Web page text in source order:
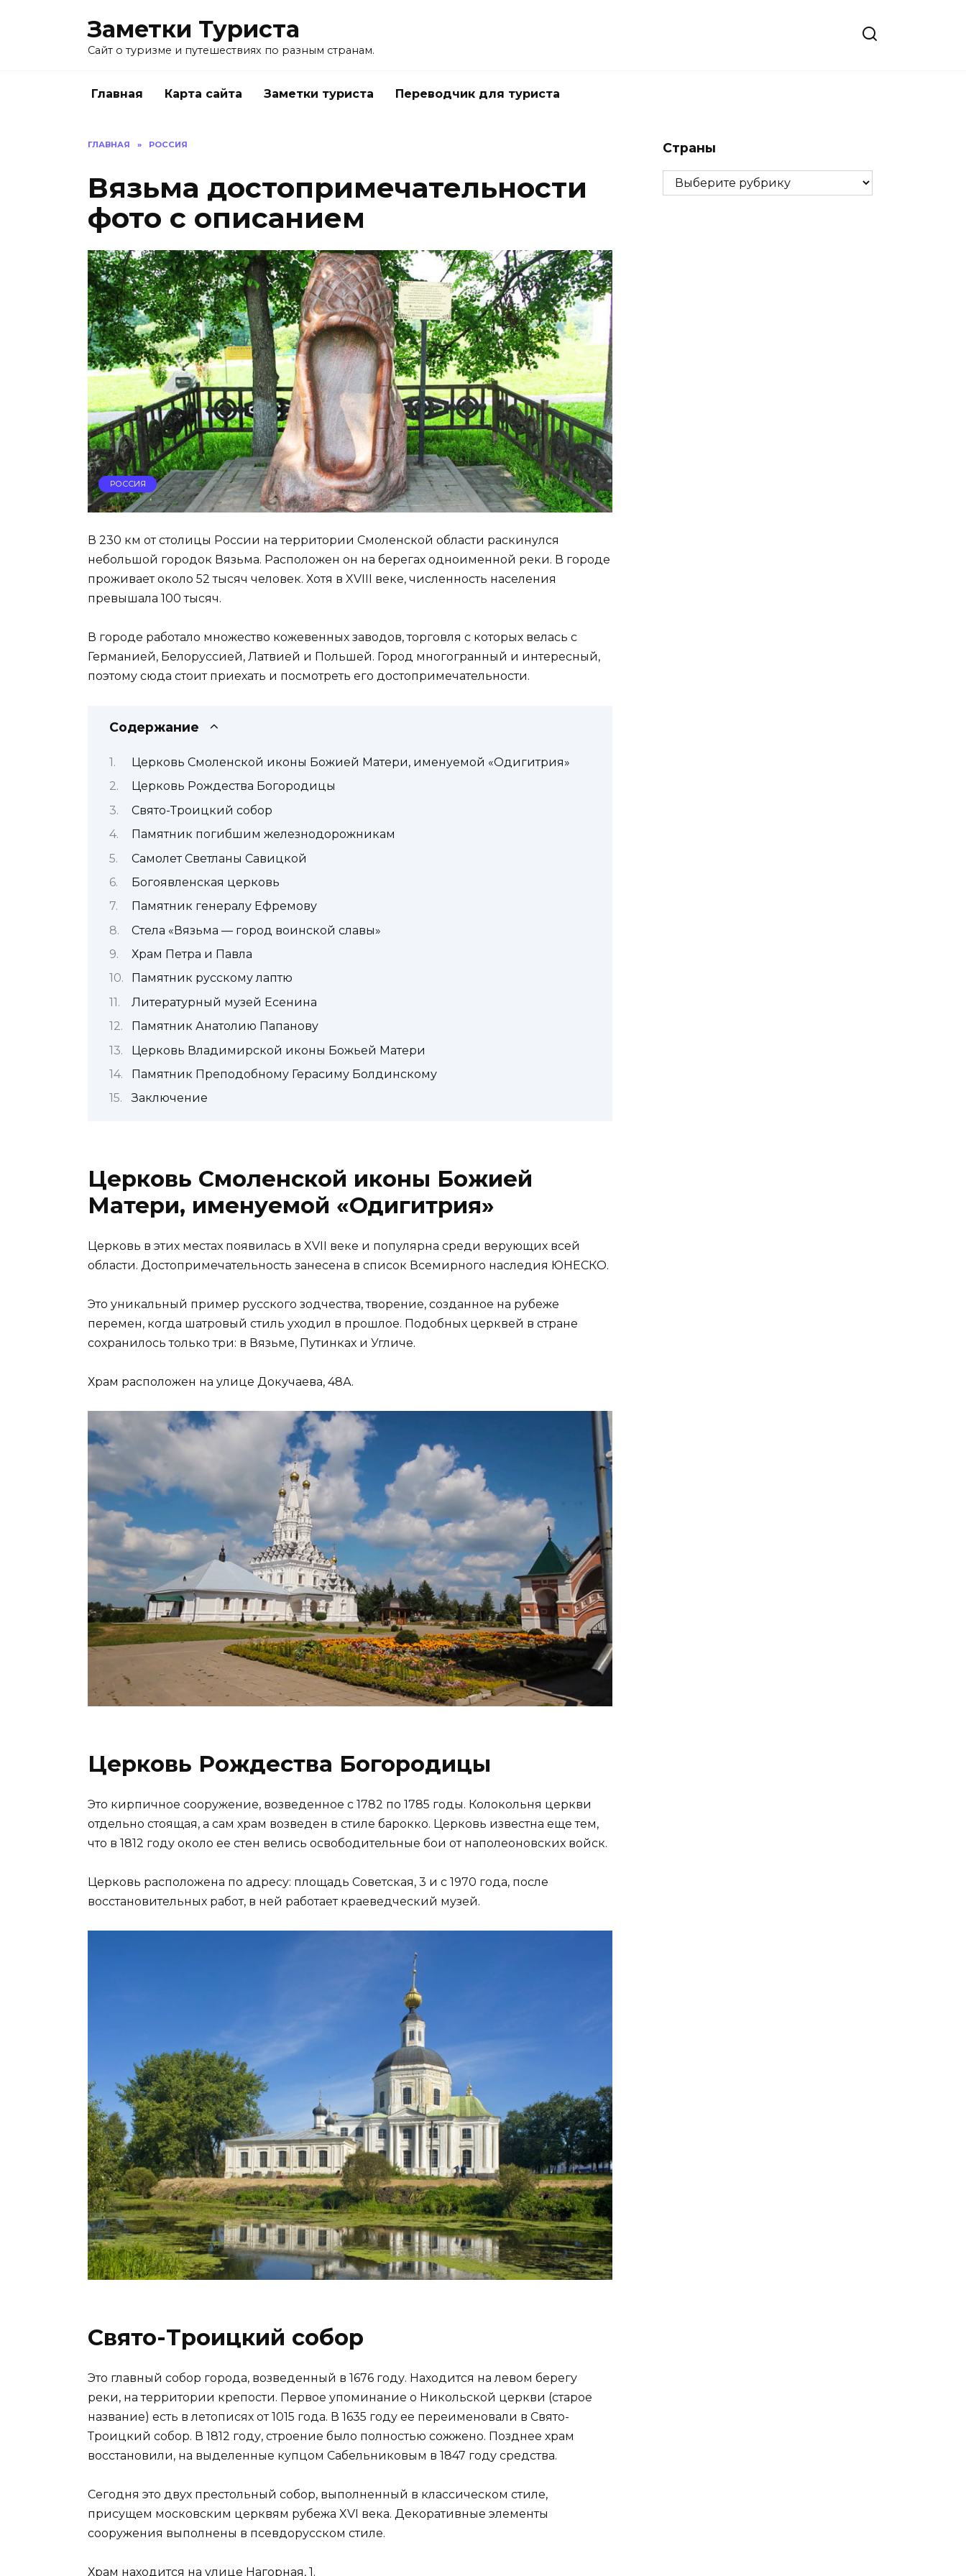
Заметки Туриста
Сайт о туризме и путешествиях по разным странам.
Главная Карта сайта Заметки туриста Переводчик для туриста
ГЛАВНАЯ » РОССИЯ
Вязьма достопримечательности
фото с описанием
РОССИЯ
В 230 км от столицы России на территории Смоленской области раскинулся
небольшой городок Вязьма. Расположен он на берегах одноименной реки. В городе
проживает около 52 тысяч человек. Хотя в XVIII веке, численность населения
превышала 100 тысяч.
В городе работало множество кожевенных заводов, торговля с которых велась с
Германией, Белоруссией, Латвией и Польшей. Город многогранный и интересный,
поэтому сюда стоит приехать и посмотреть его достопримечательности.
Содержание
Церковь Смоленской иконы Божией Матери, именуемой «Одигитрия»
Церковь Рождества Богородицы
Свято-Троицкий собор
Памятник погибшим железнодорожникам
Самолет Светланы Савицкой
Богоявленская церковь
Памятник генералу Ефремову
Стела «Вязьма — город воинской славы»
Храм Петра и Павла
Памятник русскому лаптю
Литературный музей Есенина
Памятник Анатолию Папанову
Церковь Владимирской иконы Божьей Матери
Памятник Преподобному Герасиму Болдинскому
Заключение
Церковь Смоленской иконы Божией
Матери, именуемой «Одигитрия»
Церковь в этих местах появилась в XVII веке и популярна среди верующих всей
области. Достопримечательность занесена в список Всемирного наследия ЮНЕСКО.
Это уникальный пример русского зодчества, творение, созданное на рубеже
перемен, когда шатровый стиль уходил в прошлое. Подобных церквей в стране
сохранилось только три: в Вязьме, Путинках и Угличе.
Храм расположен на улице Докучаева, 48А.
Церковь Рождества Богородицы
Это кирпичное сооружение, возведенное с 1782 по 1785 годы. Колокольня церкви
отдельно стоящая, а сам храм возведен в стиле барокко. Церковь известна еще тем,
что в 1812 году около ее стен велись освободительные бои от наполеоновских войск.
Церковь расположена по адресу: площадь Советская, 3 и с 1970 года, после
восстановительных работ, в ней работает краеведческий музей.
Свято-Троицкий собор
Это главный собор города, возведенный в 1676 году. Находится на левом берегу
реки, на территории крепости. Первое упоминание о Никольской церкви (старое
название) есть в летописях от 1015 года. В 1635 году ее переименовали в Свято-
Троицкий собор. В 1812 году, строение было полностью сожжено. Позднее храм
восстановили, на выделенные купцом Сабельниковым в 1847 году средства.
Сегодня это двух престольный собор, выполненный в классическом стиле,
присущем московским церквям рубежа XVI века. Декоративные элементы
сооружения выполнены в псевдорусском стиле.
Храм находится на улице Нагорная, 1.
Страны